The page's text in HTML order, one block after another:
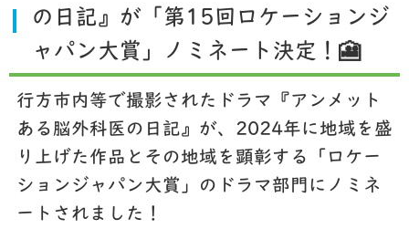
の日記』が「第15回ロケーションジ
ャパン大賞」ノミネート決定！🎦
行方市内等で撮影されたドラマ『アンメット
ある脳外科医の日記』が、2024年に地域を盛
り上げた作品とその地域を顕彰する「ロケー
ションジャパン大賞」のドラマ部門にノミネ
ートされました！